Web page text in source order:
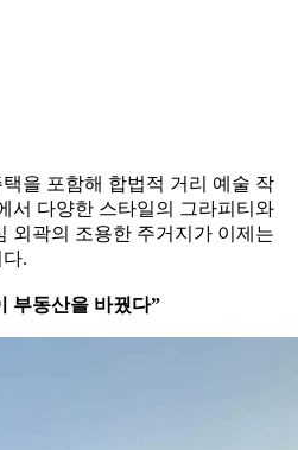
을 포함해 합법적 거리 예술 작
서 다양한 스타일의 그라피티와
외곽의 조용한 주거지가 이제는
.
부동산을 바꿨다”